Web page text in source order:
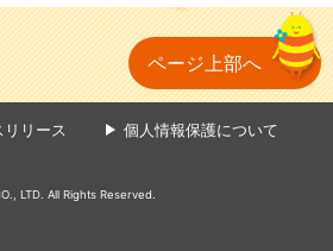
ページ上部へ
リリース
個人情報保護について
LTD. All Rights Reserved.